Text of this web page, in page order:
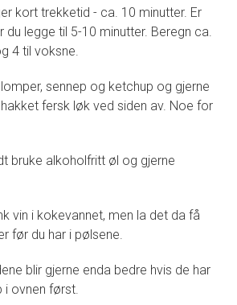
kort trekketid - ca. 10 minutter. Er
du legge til 5-10 minutter. Beregn ca.
4 til voksne.
sennep og ketchup og gjerne
fersk løk ved siden av. Noe for
bruke alkoholfritt øl og gjerne
vin i kokevannet, men la det da få
før du har i pølsene.
blir gjerne enda bedre hvis de har
i ovnen først.